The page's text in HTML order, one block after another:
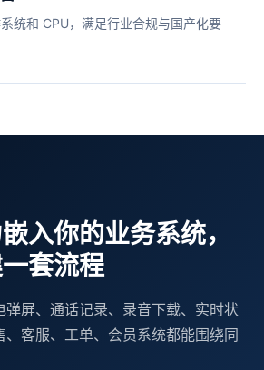
统和 CPU，满足行业合规与国产化要
入你的业务系统，
套流程
弹屏、通话记录、录音下载、实时状
、客服、工单、会员系统都能围绕同